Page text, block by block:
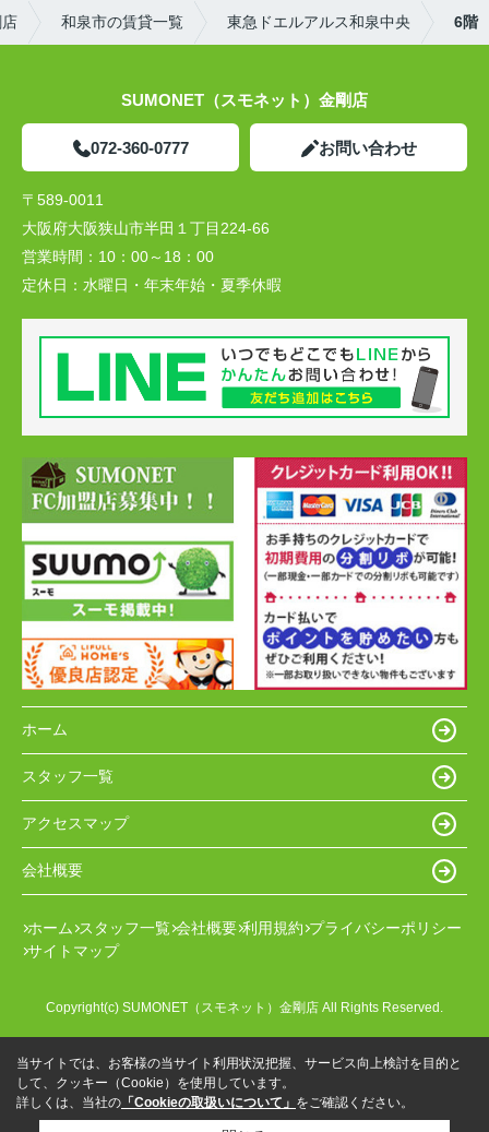
和泉市の賃貸一覧 東急ドエルアルス和泉中央 6階
SUMONET（スモネット）金剛店
072-360-0777 お問い合わせ
〒589-0011
大阪府大阪狭山市半田１丁目224-66
営業時間： 10：00～18：00
定休日： 水曜日・年末年始・夏季休暇
ホーム
スタッフ一覧
アクセスマップ
会社概要
ホーム スタッフ一覧 会社概要 利用規約 プライバシーポリシー
サイトマップ
Copyright(c) SUMONET（スモネット）金剛店 All Rights Reserved.
当サイトでは、お客様の当サイト利用状況把握、サービス向上検討を目的と
して、クッキー（Cookie）を使用しています。
詳しくは、当社の 「Cookieの取扱いについて」 をご確認ください。